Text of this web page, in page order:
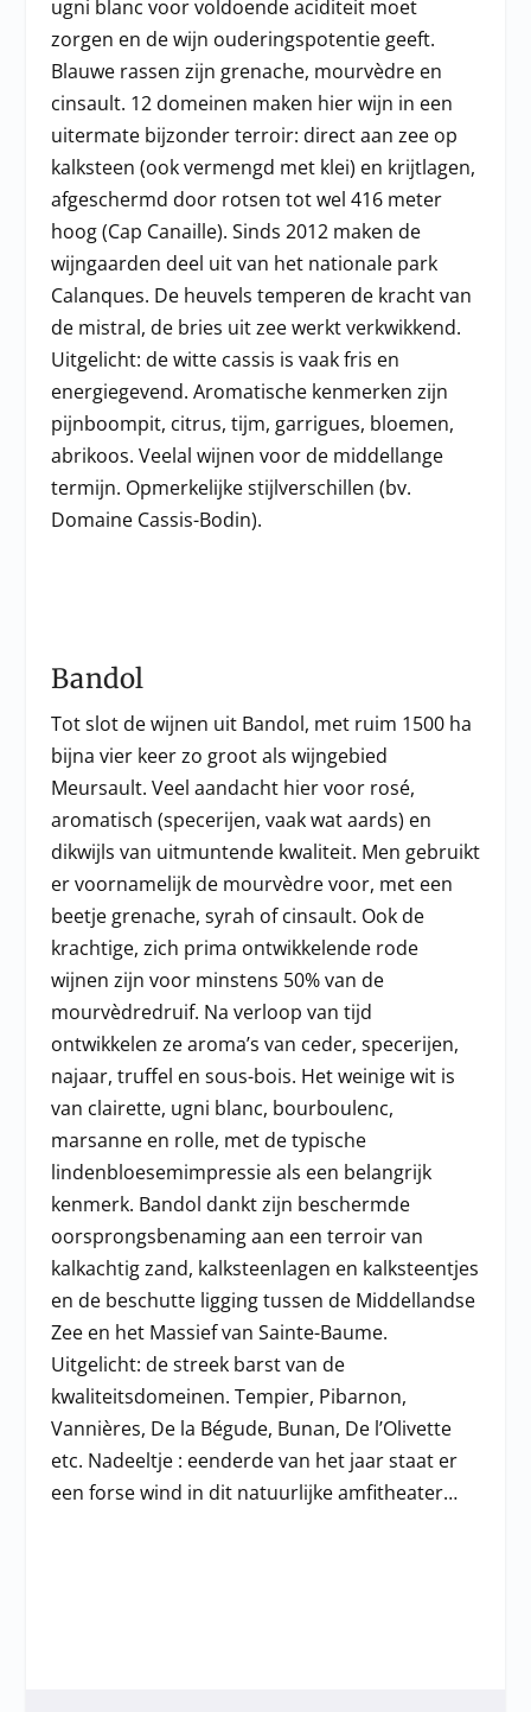
ugni blanc voor voldoende aciditeit moet
zorgen en de wijn ouderingspotentie geeft.
Blauwe rassen zijn grenache, mourvèdre en
cinsault. 12 domeinen maken hier wijn in een
uitermate bijzonder terroir: direct aan zee op
kalksteen (ook vermengd met klei) en krijtlagen,
afgeschermd door rotsen tot wel 416 meter
hoog (Cap Canaille). Sinds 2012 maken de
wijngaarden deel uit van het nationale park
Calanques. De heuvels temperen de kracht van
de mistral, de bries uit zee werkt verkwikkend.
Uitgelicht: de witte cassis is vaak fris en
energiegevend. Aromatische kenmerken zijn
pijnboompit, citrus, tijm, garrigues, bloemen,
abrikoos. Veelal wijnen voor de middellange
termijn. Opmerkelijke stijlverschillen (bv.
Domaine Cassis-Bodin).
Bandol
Tot slot de wijnen uit Bandol, met ruim 1500 ha
bijna vier keer zo groot als wijngebied
Meursault. Veel aandacht hier voor rosé,
aromatisch (specerijen, vaak wat aards) en
dikwijls van uitmuntende kwaliteit. Men gebruikt
er voornamelijk de mourvèdre voor, met een
beetje grenache, syrah of cinsault. Ook de
krachtige, zich prima ontwikkelende rode
wijnen zijn voor minstens 50% van de
mourvèdredruif. Na verloop van tijd
ontwikkelen ze aroma’s van ceder, specerijen,
najaar, truffel en sous-bois. Het weinige wit is
van clairette, ugni blanc, bourboulenc,
marsanne en rolle, met de typische
lindenbloesemimpressie als een belangrijk
kenmerk. Bandol dankt zijn beschermde
oorsprongsbenaming aan een terroir van
kalkachtig zand, kalksteenlagen en kalksteentjes
en de beschutte ligging tussen de Middellandse
Zee en het Massief van Sainte-Baume.
Uitgelicht: de streek barst van de
kwaliteitsdomeinen. Tempier, Pibarnon,
Vannières, De la Bégude, Bunan, De l’Olivette
etc. Nadeeltje : eenderde van het jaar staat er
een forse wind in dit natuurlijke amfitheater…